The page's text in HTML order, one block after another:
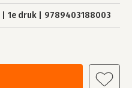
1e druk 9789403188003